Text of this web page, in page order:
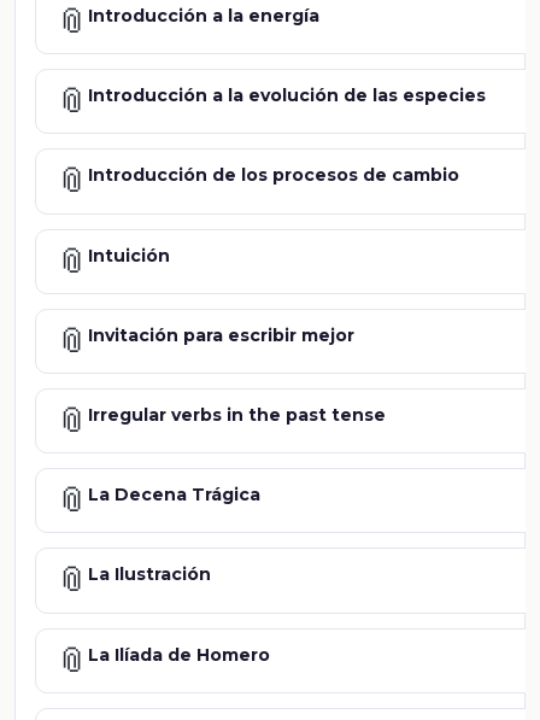
📎 Introducción a la energía
📎 Introducción a la evolución de las especies
📎 Introducción de los procesos de cambio
📎 Intuición
📎 Invitación para escribir mejor
📎 Irregular verbs in the past tense
📎 La Decena Trágica
📎 La Ilustración
📎 La Ilíada de Homero